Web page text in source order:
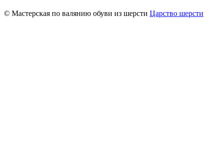
© Мастерская по валянию обуви из шерсти Царство шерсти